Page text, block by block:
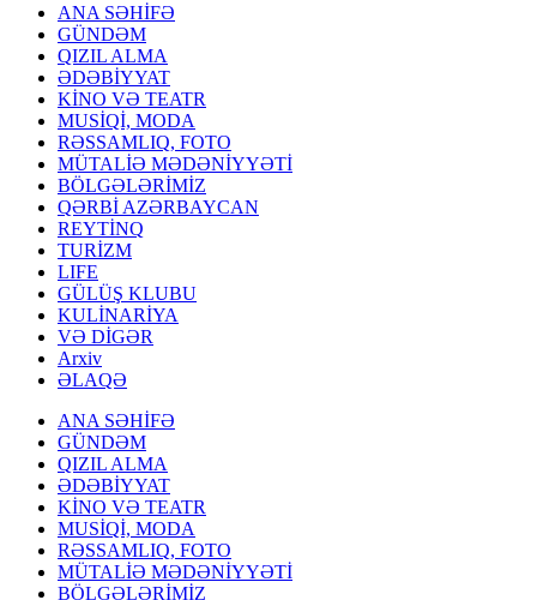
ANA SƏHİFƏ
GÜNDƏM
QIZIL ALMA
ƏDƏBİYYAT
KİNO VƏ TEATR
MUSİQİ, MODA
RƏSSAMLIQ, FOTO
MÜTALİƏ MƏDƏNİYYƏTİ
BÖLGƏLƏRİMİZ
QƏRBİ AZƏRBAYCAN
REYTİNQ
TURİZM
LIFE
GÜLÜŞ KLUBU
KULİNARİYA
VƏ DİGƏR
Arxiv
ƏLAQƏ
ANA SƏHİFƏ
GÜNDƏM
QIZIL ALMA
ƏDƏBİYYAT
KİNO VƏ TEATR
MUSİQİ, MODA
RƏSSAMLIQ, FOTO
MÜTALİƏ MƏDƏNİYYƏTİ
BÖLGƏLƏRİMİZ